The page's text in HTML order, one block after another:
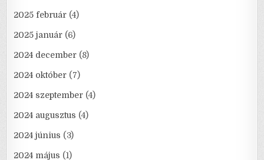
2025 február (4)
2025 január (6)
2024 december (8)
2024 október (7)
2024 szeptember (4)
2024 augusztus (4)
2024 június (3)
2024 május (1)